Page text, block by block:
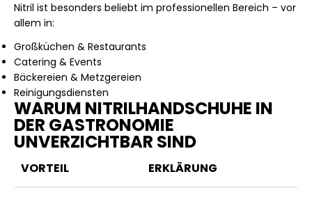
Nitril ist besonders beliebt im professionellen Bereich – vor
allem in:
Großküchen & Restaurants
Catering & Events
Bäckereien & Metzgereien
Reinigungsdiensten
WARUM NITRILHANDSCHUHE IN
DER GASTRONOMIE
UNVERZICHTBAR SIND
VORTEIL ERKLÄRUNG